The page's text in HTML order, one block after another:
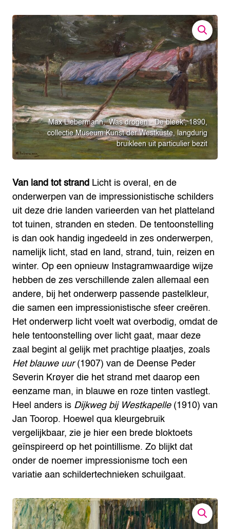
Max Liebermann, ‘Was drogen - De bleek’, 1890,
collectie Museum Kunst der Westküste, langdurig
bruikleen uit particulier bezit
Van land tot strand Licht is overal, en de
onderwerpen van de impressionistische schilders
uit deze drie landen varieerden van het platteland
tot tuinen, stranden en steden. De tentoonstelling
is dan ook handig ingedeeld in zes onderwerpen,
namelijk licht, stad en land, strand, tuin, reizen en
winter. Op een opnieuw Instagramwaardige wijze
hebben de zes verschillende zalen allemaal een
andere, bij het onderwerp passende pastelkleur,
die samen een impressionistische sfeer creëren.
Het onderwerp licht voelt wat overbodig, omdat de
hele tentoonstelling over licht gaat, maar deze
zaal begint al gelijk met prachtige plaatjes, zoals
Het blauwe uur(1907) van de Deense Peder
Severin Krøyer die het strand met daarop een
eenzame man, in blauwe en roze tinten vastlegt.
Heel anders is Dijkweg bij Westkapelle(1910) van
Jan Toorop. Hoewel qua kleurgebruik
vergelijkbaar, zie je hier een brede bloktoets
geïnspireerd op het pointillisme. Zo blijkt dat
onder de noemer impressionisme toch een
variatie aan schildertechnieken schuilgaat.